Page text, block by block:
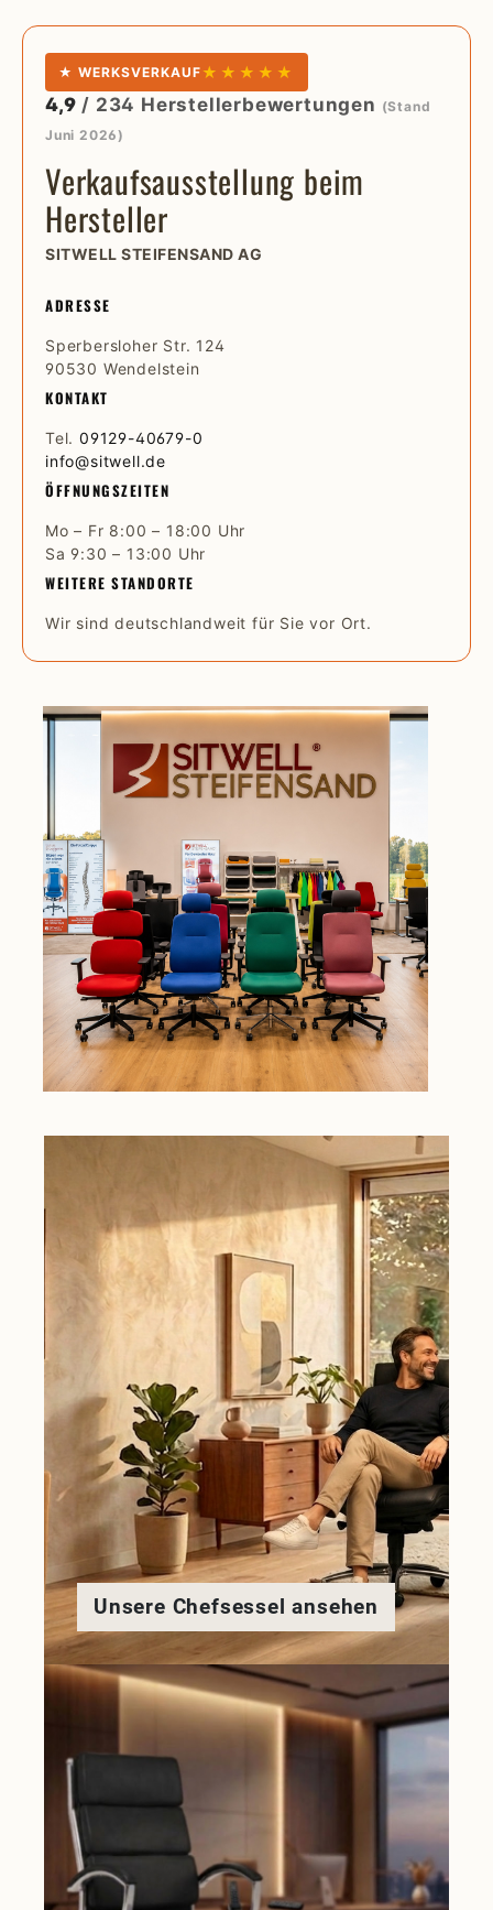
★ WERKSVERKAUF ★★★★★
4,9 / 234 Herstellerbewertungen (Stand
Juni 2026)
Verkaufsausstellung beim
Hersteller
SITWELL STEIFENSAND AG
ADRESSE
Sperbersloher Str. 124
90530 Wendelstein
KONTAKT
Tel. 09129-40679-0
info@sitwell.de
ÖFFNUNGSZEITEN
Mo – Fr 8:00 – 18:00 Uhr
Sa 9:30 – 13:00 Uhr
WEITERE STANDORTE
Wir sind deutschlandweit für Sie vor Ort.
Unsere Chefsessel ansehen